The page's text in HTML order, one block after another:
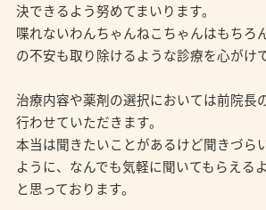
決できるよう努めてまいります。
喋れないわんちゃんねこちゃんはもちろ
の不安も取り除けるような診療を心がけ
治療内容や薬剤の選択においては前院長
行わせていただきます。
本当は聞きたいことがあるけど聞きづら
ように、なんでも気軽に聞いてもらえる
と思っております。